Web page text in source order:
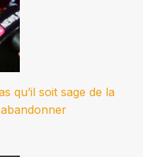
qu’il soit sage de la